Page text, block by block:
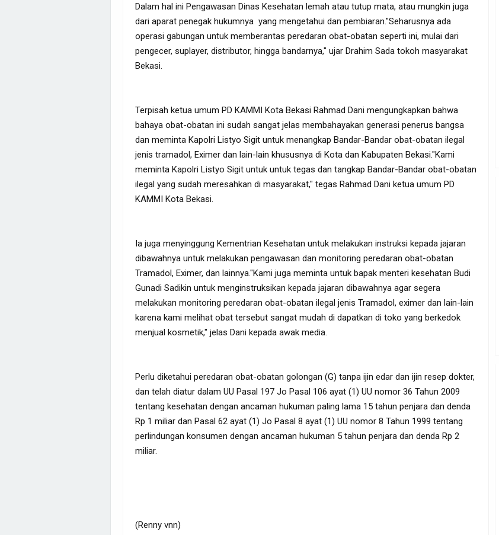
Dalam hal ini Pengawasan Dinas Kesehatan lemah atau tutup mata, atau mungkin juga
dari aparat penegak hukumnya yang mengetahui dan pembiaran."Seharusnya ada
operasi gabungan untuk memberantas peredaran obat-obatan seperti ini, mulai dari
pengecer, suplayer, distributor, hingga bandarnya," ujar Drahim Sada tokoh masyarakat
Bekasi.
Terpisah ketua umum PD KAMMI Kota Bekasi Rahmad Dani mengungkapkan bahwa
bahaya obat-obatan ini sudah sangat jelas membahayakan generasi penerus bangsa
dan meminta Kapolri Listyo Sigit untuk menangkap Bandar-Bandar obat-obatan ilegal
jenis tramadol, Eximer dan lain-lain khususnya di Kota dan Kabupaten Bekasi."Kami
meminta Kapolri Listyo Sigit untuk untuk tegas dan tangkap Bandar-Bandar obat-obatan
ilegal yang sudah meresahkan di masyarakat," tegas Rahmad Dani ketua umum PD
KAMMI Kota Bekasi.
Ia juga menyinggung Kementrian Kesehatan untuk melakukan instruksi kepada jajaran
dibawahnya untuk melakukan pengawasan dan monitoring peredaran obat-obatan
Tramadol, Eximer, dan lainnya."Kami juga meminta untuk bapak menteri kesehatan Budi
Gunadi Sadikin untuk menginstruksikan kepada jajaran dibawahnya agar segera
melakukan monitoring peredaran obat-obatan ilegal jenis Tramadol, eximer dan lain-lain
karena kami melihat obat tersebut sangat mudah di dapatkan di toko yang berkedok
menjual kosmetik," jelas Dani kepada awak media.
Perlu diketahui peredaran obat-obatan golongan (G) tanpa ijin edar dan ijin resep dokter,
dan telah diatur dalam UU Pasal 197 Jo Pasal 106 ayat (1) UU nomor 36 Tahun 2009
tentang kesehatan dengan ancaman hukuman paling lama 15 tahun penjara dan denda
Rp 1 miliar dan Pasal 62 ayat (1) Jo Pasal 8 ayat (1) UU nomor 8 Tahun 1999 tentang
perlindungan konsumen dengan ancaman hukuman 5 tahun penjara dan denda Rp 2
miliar.
(Renny vnn)